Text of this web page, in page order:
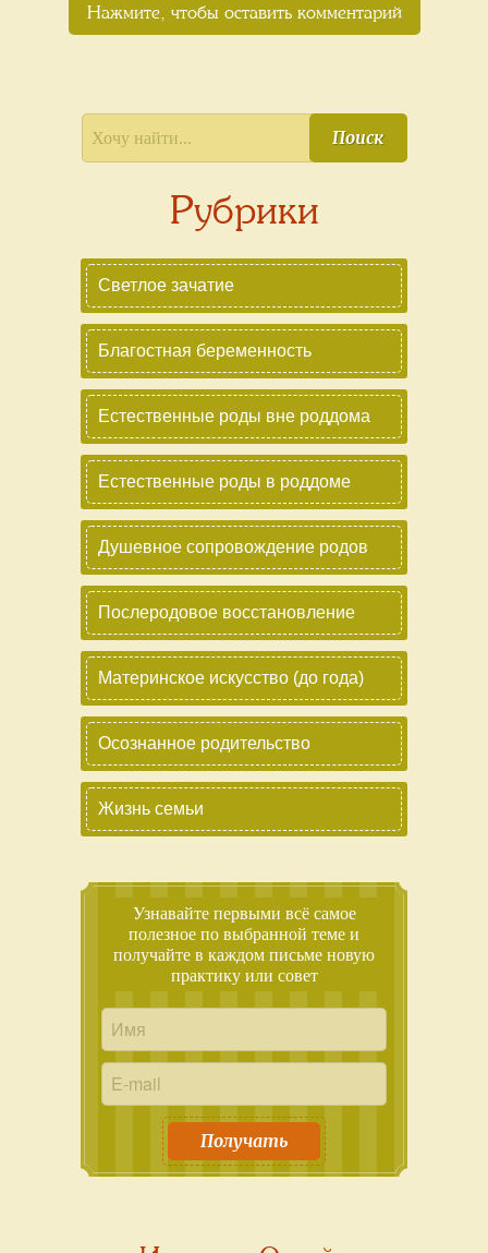
Нажмите, чтобы оставить комментарий
Поиск
Рубрики
Светлое зачатие
Благостная беременность
Естественные роды вне роддома
Естественные роды в роддоме
Душевное сопровождение родов
Послеродовое восстановление
Материнское искусство (до года)
Осознанное родительство
Жизнь семьи
Узнавайте первыми всё самое
полезное по выбранной теме и
получайте в каждом письме новую
практику или совет
Получать